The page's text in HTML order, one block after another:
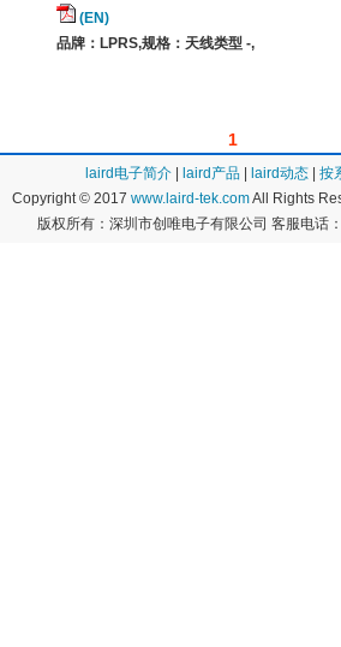
(EN)
品牌：LPRS,规格：天线类型 -,
1
laird电子简介 laird产品 laird动态
按
Copyright © 2017 www.laird-tek.comAll Rights
版权所有：深圳市创唯电子有限公司 客服电话